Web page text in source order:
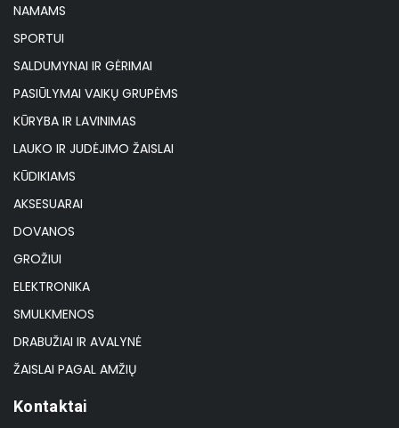
NAMAMS
SPORTUI
SALDUMYNAI IR GĖRIMAI
PASIŪLYMAI VAIKŲ GRUPĖMS
KŪRYBA IR LAVINIMAS
LAUKO IR JUDĖJIMO ŽAISLAI
KŪDIKIAMS
AKSESUARAI
DOVANOS
GROŽIUI
ELEKTRONIKA
SMULKMENOS
DRABUŽIAI IR AVALYNĖ
ŽAISLAI PAGAL AMŽIŲ
Kontaktai